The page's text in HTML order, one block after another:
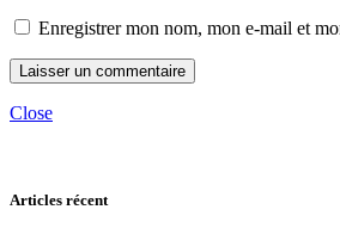
Enregistrer mon nom, mon e-mail et
Close
Articles récent